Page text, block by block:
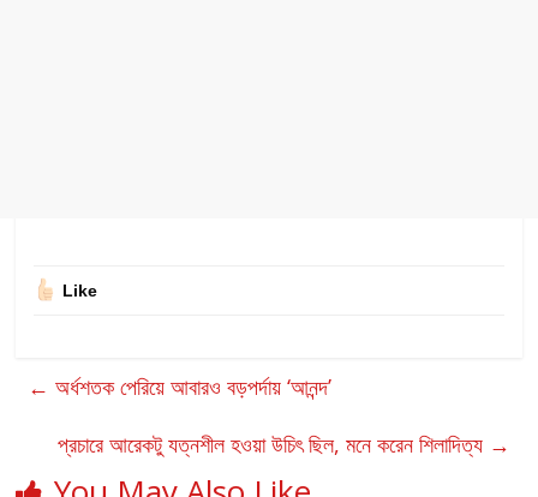
Like
← অর্ধশতক পেরিয়ে আবারও বড়পর্দায় ‘আনন্দ’
প্রচারে আরেকটু যত্নশীল হওয়া উচিৎ ছিল, মনে করেন শিলাদিত্য →